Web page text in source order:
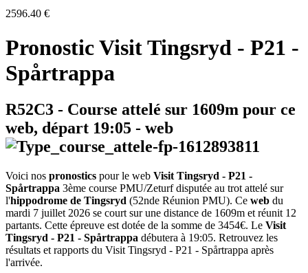
2596.40 €
Pronostic Visit Tingsryd - P21 -
Spårtrappa
R52C3 - Course attelé sur 1609m pour ce
web, départ 19:05 - web
Voici nos pronostics pour le web Visit Tingsryd - P21 -
Spårtrappa 3ème course PMU/Zeturf disputée au trot attelé sur
l'hippodrome de Tingsryd (52nde Réunion PMU). Ce web du
mardi 7 juillet 2026 se court sur une distance de 1609m et réunit 12
partants. Cette épreuve est dotée de la somme de 3454€. Le Visit
Tingsryd - P21 - Spårtrappa débutera à 19:05. Retrouvez les
résultats et rapports du Visit Tingsryd - P21 - Spårtrappa après
l'arrivée.